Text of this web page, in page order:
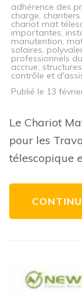
adhérence des
charge,
chariot mat
importantes,
manutention,
solaires,
professionnels
accrue,
contrôle et
Publié le 13
Le Chariot
pour les
télescopique